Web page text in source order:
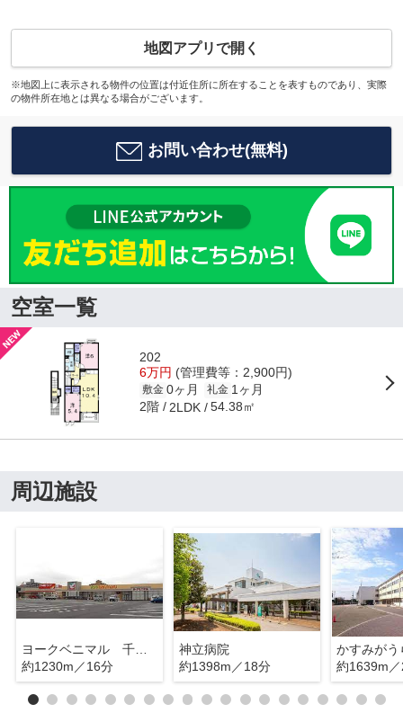
地図アプリで開く
※地図上に表示される物件の位置は付近住所に所在することを表すものであり、実際
の物件所在地とは異なる場合がございます。
お問い合わせ(無料)
空室一覧
202
6万円 (管理費等：2,900円)
敷金 0ヶ月 礼金 1ヶ月
2階 2LDK 54.38㎡
周辺施設
ヨークベニマル 千代田モール店
約1230m／16分
神立病院
約1398m／18分
約1639m